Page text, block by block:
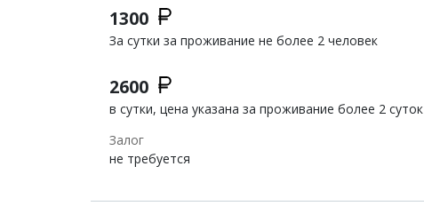
1300
За сутки за проживание не более 2 человек
2600
в сутки, цена указана за проживание более 2 суток
Залог
не требуется